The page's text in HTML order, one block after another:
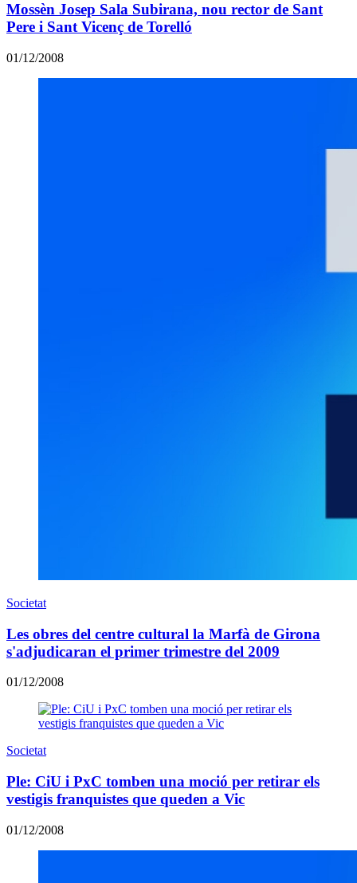
Mossèn Josep Sala Subirana, nou rector de Sant
Pere i Sant Vicenç de Torelló
01/12/2008
Societat
Les obres del centre cultural la Marfà de Girona
s'adjudicaran el primer trimestre del 2009
01/12/2008
Societat
Ple: CiU i PxC tomben una moció per retirar els
vestigis franquistes que queden a Vic
01/12/2008